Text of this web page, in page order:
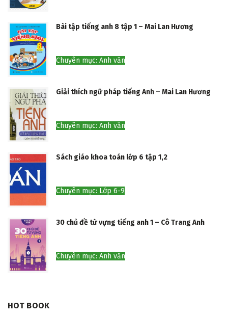
Bài tập tiếng anh 8 tập 1 – Mai Lan Hương
Chuyên mục: Anh văn
Giải thích ngữ pháp tiếng Anh – Mai Lan Hương
Chuyên mục: Anh văn
Sách giáo khoa toán lớp 6 tập 1,2
Chuyên mục: Lớp 6-9
30 chủ đề từ vựng tiếng anh 1 – Cô Trang Anh
Chuyên mục: Anh văn
HOT BOOK